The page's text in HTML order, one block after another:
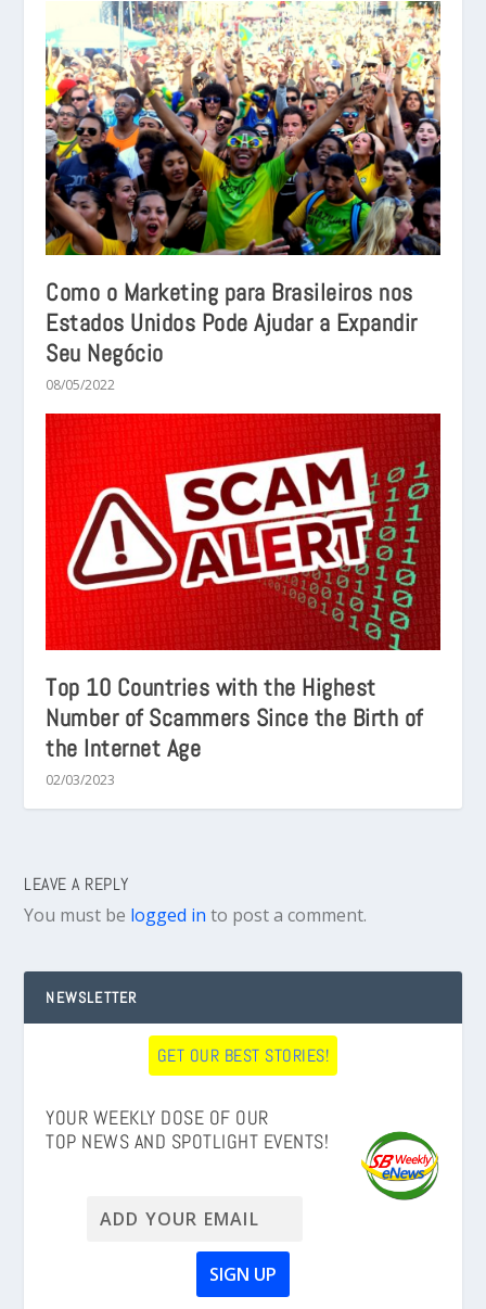
Como o Marketing para Brasileiros nos
Estados Unidos Pode Ajudar a Expandir
Seu Negócio
08/05/2022
Top 10 Countries with the Highest
Number of Scammers Since the Birth of
the Internet Age
02/03/2023
LEAVE A REPLY
You must be logged in to post a comment.
NEWSLETTER
GET OUR BEST STORIES!
YOUR WEEKLY DOSE OF OUR
TOP NEWS AND SPOTLIGHT EVENTS!